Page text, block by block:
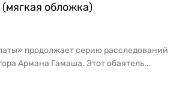
обложка)
продолжает серию расследований
Армана Гамаша. Этот обаятель...